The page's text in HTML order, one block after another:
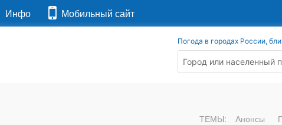
Инфо Мобильный сайт
Погода в городах России,
ТЕМЫ: Анонсы